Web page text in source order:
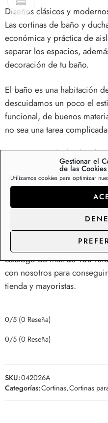
Gestionar el
de las Cookies
Utilizamos cookies para optimizar
Diseños clásicos y
Lascortinas de baño y
económica y práctica de
separar los espacios,
decoración de tu baño.
El baño es una habitación
descuidamos un poco el
funcional, de buenos
no sea una tarea
Cortinas para ducha de tela
Nuestra cortina de ducha
de humedades y moho en
Seguridad y confort en tu
Fábrica y distribución
ducha.
Somos fabricantes e
catálogo de más de 100
con nosotros para
tienda y mayoristas.
0/5 (0 Reseña)
0/5 (0 Reseña)
SKU:042026A
Categorías:Cortinas,Cortinas